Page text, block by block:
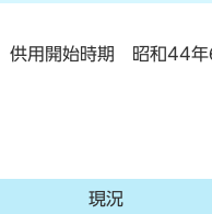
供用開始時期 昭和44年
現況